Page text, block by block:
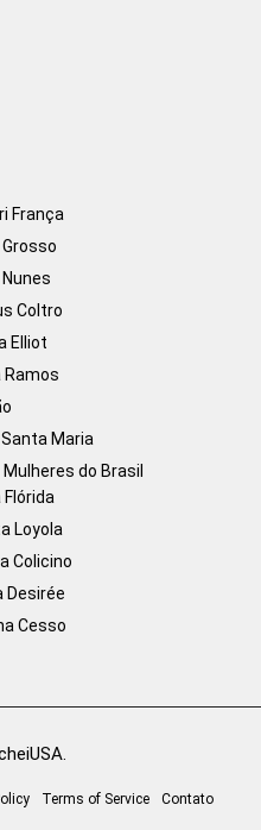
França
Coltro
Elliot
Ramos
Santa Maria
Mulheres do Brasil
Flórida
Loyola
Colicino
Desirée
Cesso
Terms of Service Contato